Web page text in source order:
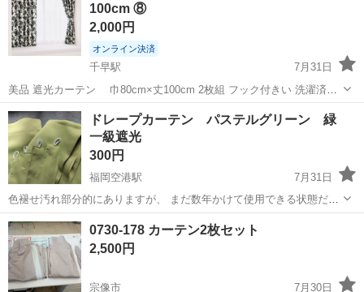
100cm ⑧
2,000円
オンライン決済
千早駅
7月31日
美品 遮光カーテン 巾80cm×丈100cm 2枚組 フック付きい 洗濯済み
他のカーテンも出品しています、出品一覧をご覧になってください、
宜しくお願いします。
福岡 福岡市 千早駅 カーテン、ブラインド カーテン
ドレープカーテン パステルグリーン 緑
一級遮光
300円
福岡空港駅
7月31日
色褪せ汚れ部分的にありますが、 まだ数年かけて使用できる状態だと
思いますので、 出品致します！ 喫煙者ですが、室内禁煙です 幅100
丈178
福岡 福岡市 カーテン、ブラインド
0730-178 カーテン2枚セット
2,500円
宗像市
7月30日